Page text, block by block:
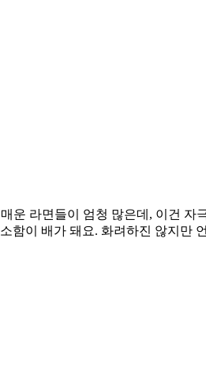
운 라면들이 엄청 많은데, 이건
함이 배가 돼요. 화려하진 않지만